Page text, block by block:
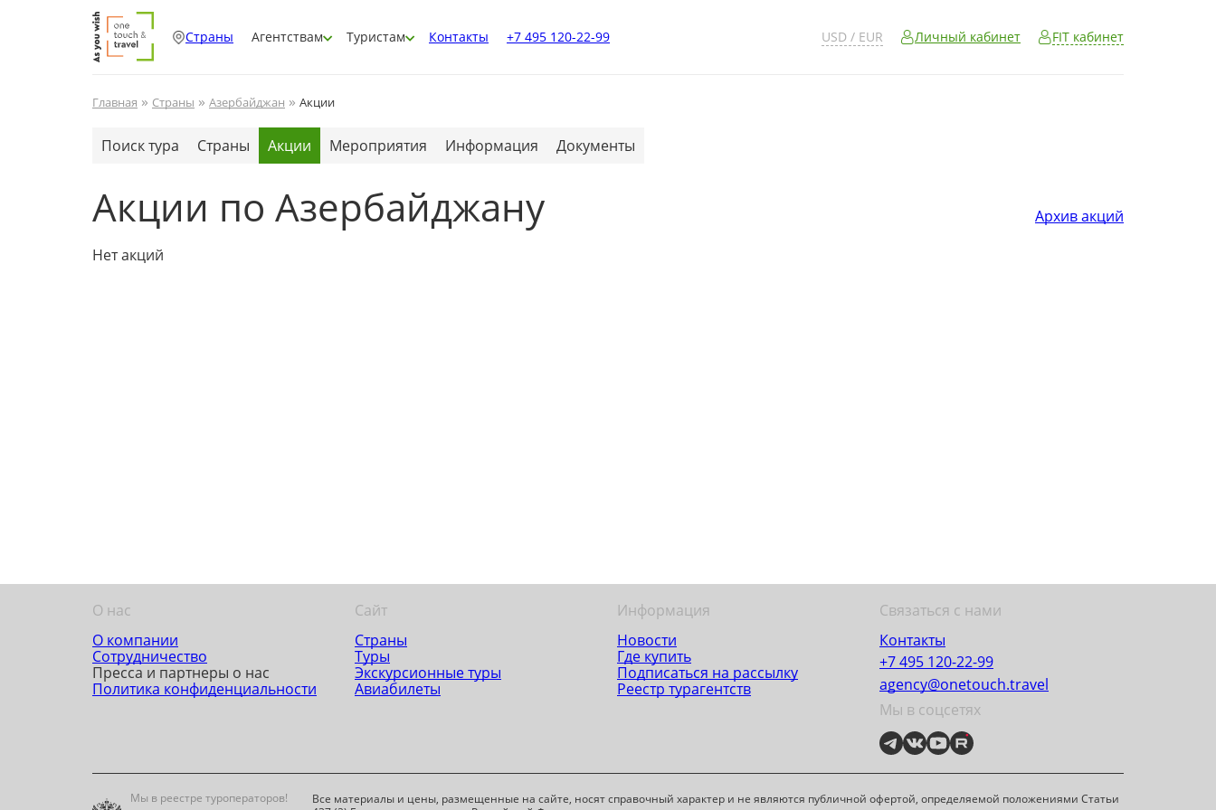
Страны Агентствам Туристам Контакты +7 495 120-22-99 USD / EUR Личный кабинет FIT кабинет
Главная » Страны » Азербайджан » Акции
Поиск тура Страны Акции Мероприятия Информация Документы
Акции по Азербайджану
Архив акций
Нет акций
О нас
О компании
Сотрудничество
Пресса и партнеры о нас
Политика конфиденциальности
Сайт
Страны
Туры
Экскурсионные туры
Авиабилеты
Информация
Новости
Где купить
Подписаться на рассылку
Реестр турагентств
Связаться с нами
Контакты
+7 495 120-22-99
agency@onetouch.travel
Мы в соцсетях
Мы в реестре туроператоров!
Все материалы и цены, размещенные на сайте, носят справочный характер и не являются публичной офертой, определяемой положениями Статьи